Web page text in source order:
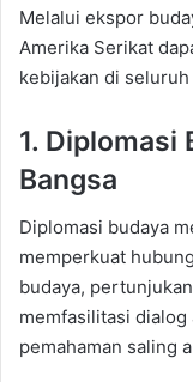
Melalui ekspor
Amerika Serikat
kebijakan di seluruh
1. Diplomasi
Bangsa
Diplomasi budaya
memperkuat
budaya,
memfasilitasi dialog
pemahaman saling